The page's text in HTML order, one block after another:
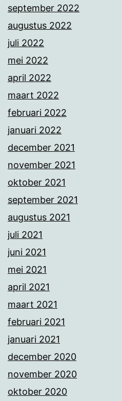
september 2022
augustus 2022
juli 2022
mei 2022
april 2022
maart 2022
februari 2022
januari 2022
december 2021
november 2021
oktober 2021
september 2021
augustus 2021
juli 2021
juni 2021
mei 2021
april 2021
maart 2021
februari 2021
januari 2021
december 2020
november 2020
oktober 2020